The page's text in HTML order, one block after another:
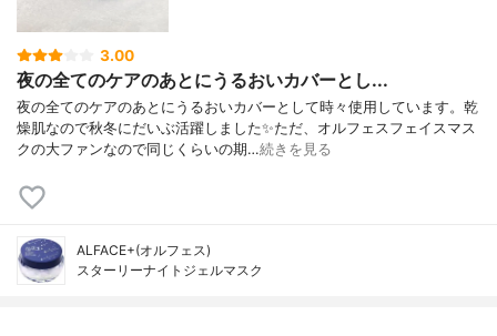
3.00
夜の全てのケアのあとにうるおいカバーとし...
夜の全てのケアのあとにうるおいカバーとして時々使用しています。乾
燥肌なので秋冬にだいぶ活躍しました✨ただ、オルフェスフェイスマス
クの大ファンなので同じくらいの期…続きを見る
ALFACE+(オルフェス)
スターリーナイトジェルマスク